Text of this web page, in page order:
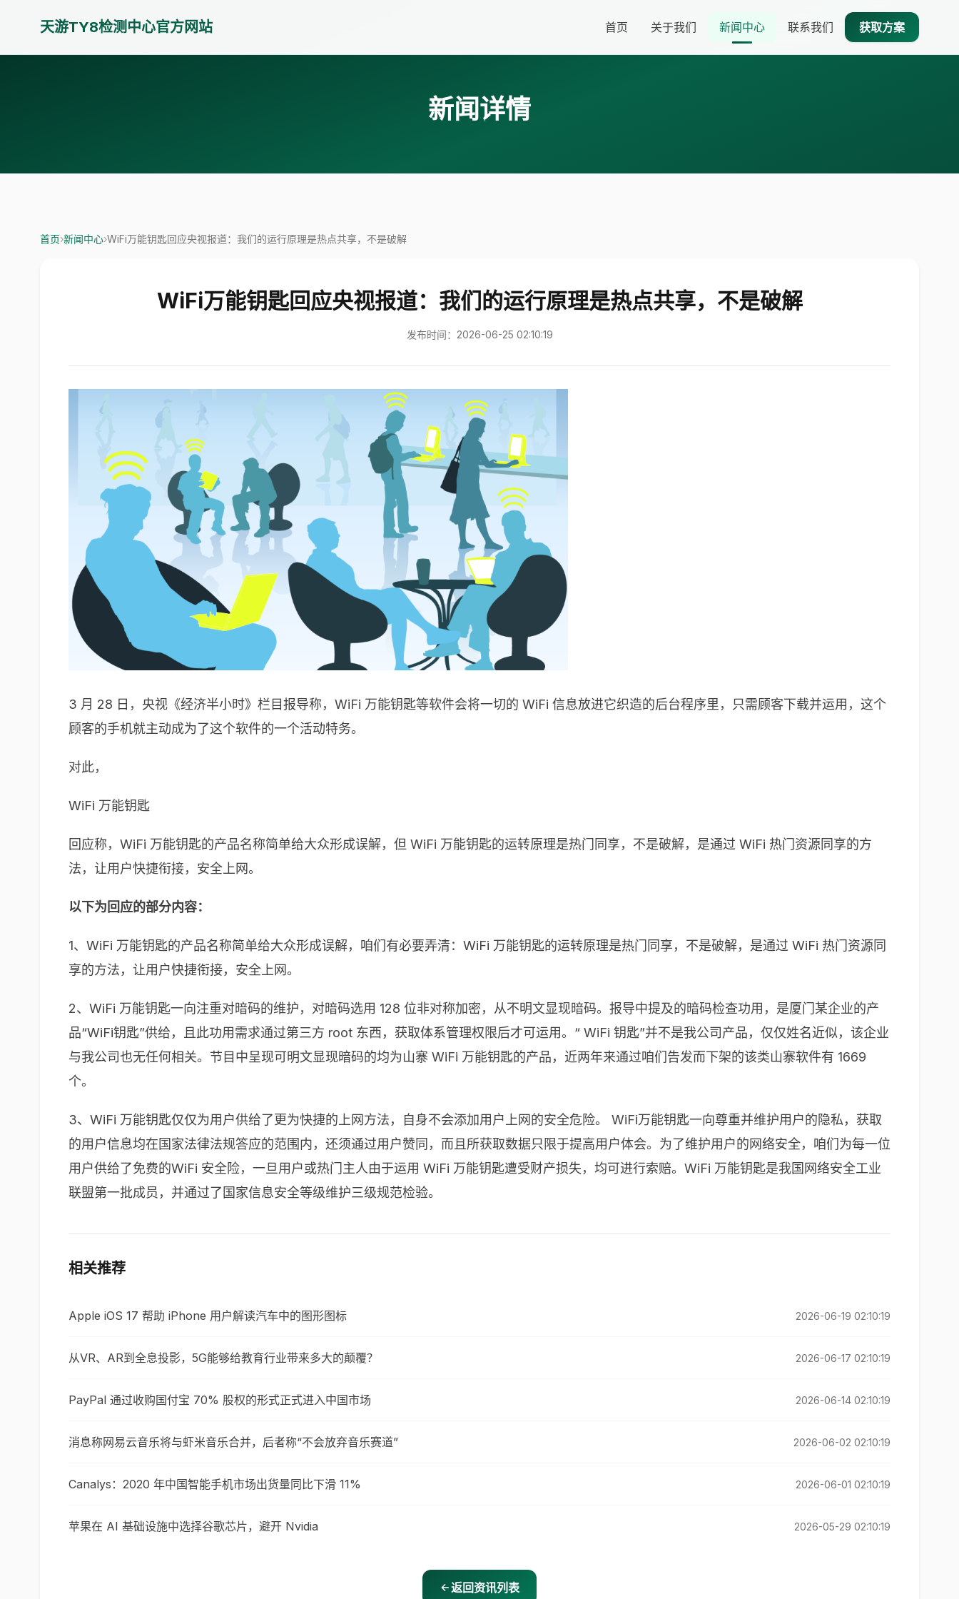
天游TY8检测中心官方网站 首页 关于我们 新闻中心 联系我们 获取方案
新闻详情
首页›新闻中心›WiFi万能钥匙回应央视报道：我们的运行原理是热点共享，不是破解
WiFi万能钥匙回应央视报道：我们的运行原理是热点共享，不是破解
发布时间：2026-06-25 02:10:19
3 月 28 日，央视《经济半小时》栏目报导称，WiFi 万能钥匙等软件会将一切的 WiFi 信息放进它织造的后台程序里，只需顾客下载并运用，这个
顾客的手机就主动成为了这个软件的一个活动特务。
对此，
WiFi 万能钥匙
回应称，WiFi 万能钥匙的产品名称简单给大众形成误解，但 WiFi 万能钥匙的运转原理是热门同享，不是破解，是通过 WiFi 热门资源同享的方
法，让用户快捷衔接，安全上网。
以下为回应的部分内容：
1、WiFi 万能钥匙的产品名称简单给大众形成误解，咱们有必要弄清：WiFi 万能钥匙的运转原理是热门同享，不是破解，是通过 WiFi 热门资源同
享的方法，让用户快捷衔接，安全上网。
2、WiFi 万能钥匙一向注重对暗码的维护，对暗码选用 128 位非对称加密，从不明文显现暗码。报导中提及的暗码检查功用，是厦门某企业的产
品“WiFi钥匙”供给，且此功用需求通过第三方 root 东西，获取体系管理权限后才可运用。“ WiFi 钥匙”并不是我公司产品，仅仅姓名近似，该企业
与我公司也无任何相关。节目中呈现可明文显现暗码的均为山寨 WiFi 万能钥匙的产品，近两年来通过咱们告发而下架的该类山寨软件有 1669
个。
3、WiFi 万能钥匙仅仅为用户供给了更为快捷的上网方法，自身不会添加用户上网的安全危险。 WiFi万能钥匙一向尊重并维护用户的隐私，获取
的用户信息均在国家法律法规答应的范围内，还须通过用户赞同，而且所获取数据只限于提高用户体会。为了维护用户的网络安全，咱们为每一位
用户供给了免费的WiFi 安全险，一旦用户或热门主人由于运用 WiFi 万能钥匙遭受财产损失，均可进行索赔。WiFi 万能钥匙是我国网络安全工业
联盟第一批成员，并通过了国家信息安全等级维护三级规范检验。
相关推荐
Apple iOS 17 帮助 iPhone 用户解读汽车中的图形图标 2026-06-19 02:10:19
从VR、AR到全息投影，5G能够给教育行业带来多大的颠覆？ 2026-06-17 02:10:19
PayPal 通过收购国付宝 70% 股权的形式正式进入中国市场 2026-06-14 02:10:19
消息称网易云音乐将与虾米音乐合并，后者称“不会放弃音乐赛道” 2026-06-02 02:10:19
Canalys：2020 年中国智能手机市场出货量同比下滑 11% 2026-06-01 02:10:19
苹果在 AI 基础设施中选择谷歌芯片，避开 Nvidia 2026-05-29 02:10:19
返回资讯列表